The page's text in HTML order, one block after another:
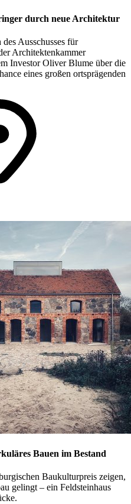
durch neue Architektur
Ausschusses für
Architektenkammer
Investor Oliver Blume über die
eines großen ortsprägenden
Bauen im Bestand
Baukulturpreis zeigen,
gelingt – ein Feldsteinhaus